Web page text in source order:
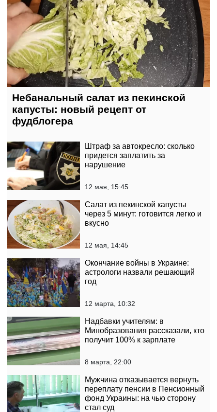
Небанальный салат из пекинской
капусты: новый рецепт от
фудблогера
Штраф за автокресло: сколько
придется заплатить за
нарушение
12 мая, 15:45
Салат из пекинской капусты
через 5 минут: готовится легко и
вкусно
12 мая, 14:45
Окончание войны в Украине:
астрологи назвали решающий
год
12 марта, 10:32
Надбавки учителям: в
Минобразования рассказали, кто
получит 100% к зарплате
8 марта, 22:00
Мужчина отказывается вернуть
переплату пенсии в Пенсионный
фонд Украины: на чью сторону
стал суд